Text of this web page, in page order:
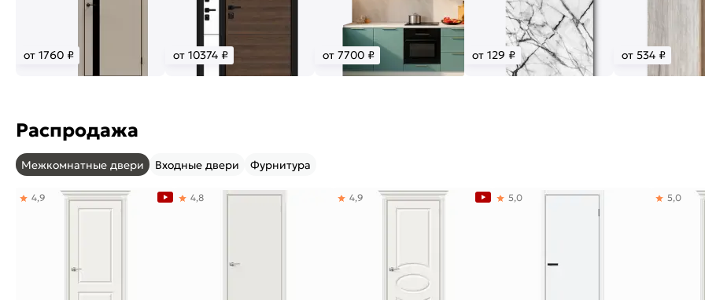
от 1760 ₽ от 10374 ₽ от 7700 ₽ от 129 ₽ от 534 ₽
Распродажа
Межкомнатные двери Входные двери Фурнитура
4,9 4,8 4,9 5,0 5,0